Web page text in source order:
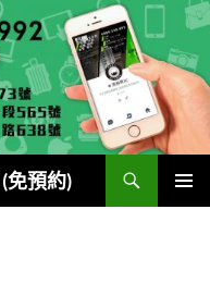
免預約)